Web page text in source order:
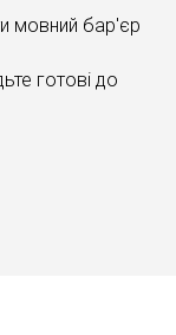
мовний бар'єр
готові до